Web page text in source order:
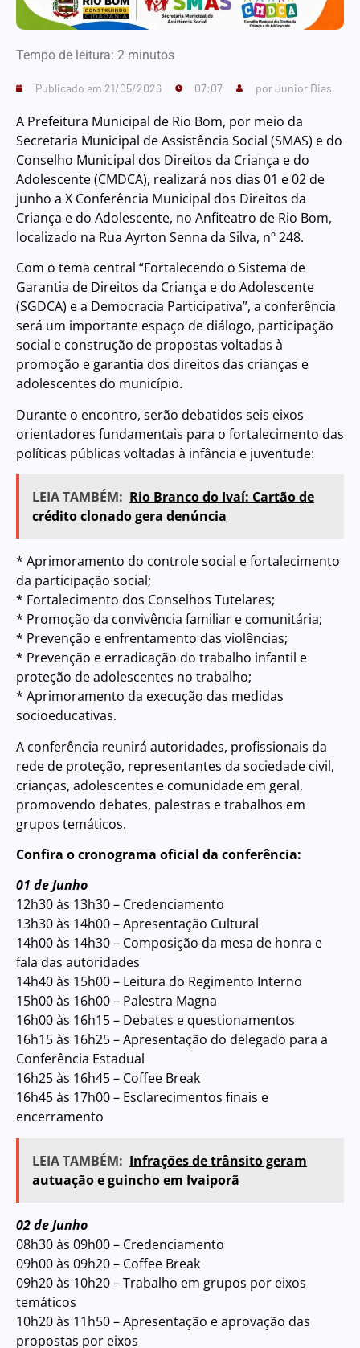
Tempo de leitura: 2 minutos
Publicado em 21/05/2026 07:07 porJunior Dias
A Prefeitura Municipal de Rio Bom, por meio da
Secretaria Municipal de Assistência Social (SMAS) e do
Conselho Municipal dos Direitos da Criança e do
Adolescente (CMDCA), realizará nos dias 01 e 02 de
junho a X Conferência Municipal dos Direitos da
Criança e do Adolescente, no Anfiteatro de Rio Bom,
localizado na Rua Ayrton Senna da Silva, nº 248.
Com o tema central “Fortalecendo o Sistema de
Garantia de Direitos da Criança e do Adolescente
(SGDCA) e a Democracia Participativa”, a conferência
será um importante espaço de diálogo, participação
social e construção de propostas voltadas à
promoção e garantia dos direitos das crianças e
adolescentes do município.
Durante o encontro, serão debatidos seis eixos
orientadores fundamentais para o fortalecimento das
políticas públicas voltadas à infância e juventude:
LEIA TAMBÉM: Rio Branco do Ivaí: Cartão de
crédito clonado gera denúncia
* Aprimoramento do controle social e fortalecimento
da participação social;
* Fortalecimento dos Conselhos Tutelares;
* Promoção da convivência familiar e comunitária;
* Prevenção e enfrentamento das violências;
* Prevenção e erradicação do trabalho infantil e
proteção de adolescentes no trabalho;
* Aprimoramento da execução das medidas
socioeducativas.
A conferência reunirá autoridades, profissionais da
rede de proteção, representantes da sociedade civil,
crianças, adolescentes e comunidade em geral,
promovendo debates, palestras e trabalhos em
grupos temáticos.
Confira o cronograma oficial da conferência:
01 de Junho
12h30 às 13h30 – Credenciamento
13h30 às 14h00 – Apresentação Cultural
14h00 às 14h30 – Composição da mesa de honra e
fala das autoridades
14h40 às 15h00 – Leitura do Regimento Interno
15h00 às 16h00 – Palestra Magna
16h00 às 16h15 – Debates e questionamentos
16h15 às 16h25 – Apresentação do delegado para a
Conferência Estadual
16h25 às 16h45 – Coffee Break
16h45 às 17h00 – Esclarecimentos finais e
encerramento
LEIA TAMBÉM: Infrações de trânsito geram
autuação e guincho em Ivaiporã
02 de Junho
08h30 às 09h00 – Credenciamento
09h00 às 09h20 – Coffee Break
09h20 às 10h20 – Trabalho em grupos por eixos
temáticos
10h20 às 11h50 – Apresentação e aprovação das
propostas por eixos